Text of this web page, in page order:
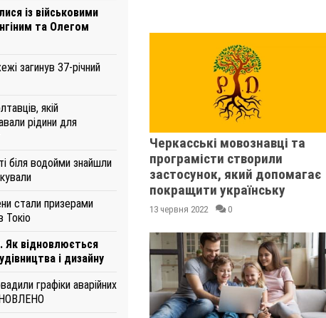
із військовими
та Олегом
загинув 37-річний
якій
рідини для
біля водойми знайшли
стали призерами
Токіо
Як відновлюється
і дизайну
графіки аварійних
Черкасські мовознавці та
програмісти створили
застосунок, який допомагає
покращити українську
13 червня 2022 0